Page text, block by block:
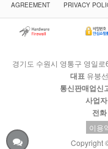
AGREEMENT PRIVACY
경기도 수원시 영통구 영일
대표 유붕선
통신판매업신
사업
전화
이용
Copyright